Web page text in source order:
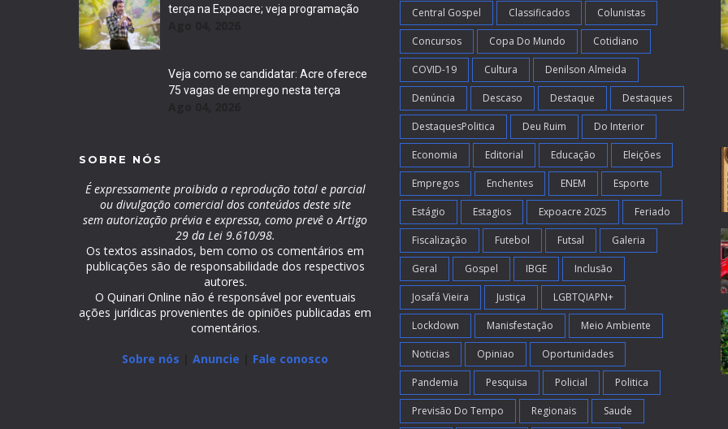
terça na Expoacre; veja programação
Veja como se candidatar: Acre oferece
75 vagas de emprego nesta terça
SOBRE NÓS
É expressamente proibida a reprodução total e parcial
ou divulgação comercial dos conteúdos deste site
sem autorização prévia e expressa, como prevê o Artigo
29 da Lei 9.610/98.
Os textos assinados, bem como os comentários em
publicações são de responsabilidade dos respectivos
autores.
O Quinari Online não é responsável por eventuais
ações jurídicas provenientes de opiniões publicadas em
comentários.
Sobre nós |Anuncie Fale conosco
Central Gospel Classificados Colunistas
Concursos Copa Do Mundo Cotidiano
COVID-19 Cultura Denilson Almeida
Denúncia Descaso Destaque Destaques
DestaquesPolitica Deu Ruim Do Interior
Economia Editorial Educação Eleições
Empregos Enchentes ENEM Esporte
Estágio Estagios Expoacre 2025 Feriado
Fiscalização Futebol Futsal Galeria
Geral Gospel IBGE Inclusão
Josafá Vieira Justiça LGBTQIAPN+
Lockdown Manisfestação Meio Ambiente
Noticias Opiniao Oportunidades
Pandemia Pesquisa Policial Politica
Previsão Do Tempo Regionais Saude